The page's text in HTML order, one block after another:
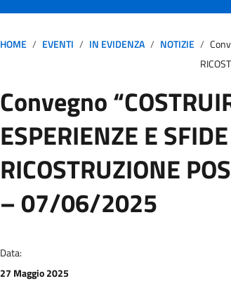
HOME EVENTI IN EVIDENZA NOTIZIE
Convegno
ESPERIENZE E
RICOSTRUZIONE
– 07/06/2025
Data:
27 Maggio 2025